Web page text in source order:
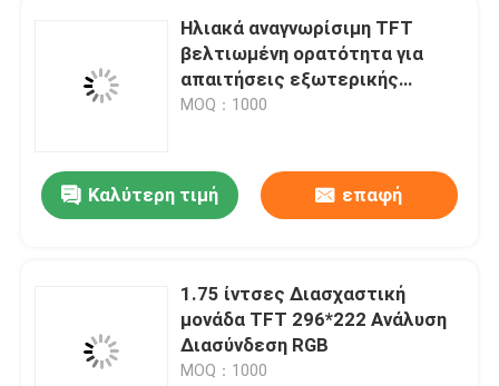
Ηλιακά αναγνωρίσιμη TFT
βελτιωμένη ορατότητα για
απαιτήσεις εξωτερικής
οθόνης
MOQ：1000
Καλύτερη τιμή επαφή
1.75 ίντσες Διασχαστική
μονάδα TFT 296*222 Ανάλυση
Διασύνδεση RGB
MOQ：1000